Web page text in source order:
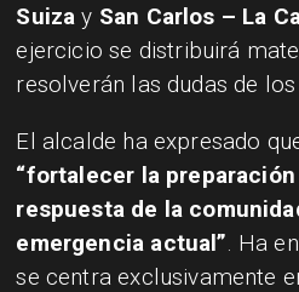
Suiza y San Carlos – La
ejercicio se distribuirá
resolverán las dudas de
El alcalde ha expresado
“fortalecer la
respuesta de la
emergencia actual”. Ha
se centra exclusivamente